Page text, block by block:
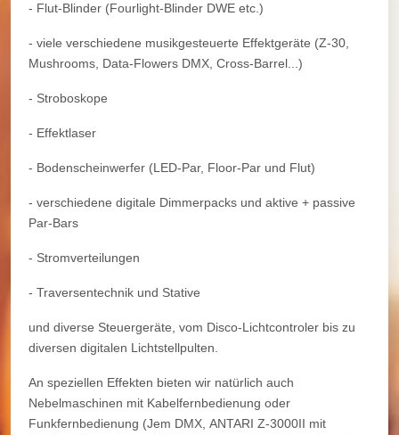
- Flut-Blinder (Fourlight-Blinder DWE etc.)
- viele verschiedene musikgesteuerte Effektgeräte (Z-30,
Mushrooms, Data-Flowers DMX, Cross-Barrel...)
- Stroboskope
- Effektlaser
- Bodenscheinwerfer (LED-Par, Floor-Par und Flut)
- verschiedene digitale Dimmerpacks und aktive + passive
Par-Bars
- Stromverteilungen
- Traversentechnik und Stative
und diverse Steuergeräte, vom Disco-Lichtcontroler bis zu
diversen digitalen Lichtstellpulten.
An speziellen Effekten bieten wir natürlich auch
Nebelmaschinen mit Kabelfernbedienung oder
Funkfernbedienung (Jem DMX, ANTARI Z-3000II mit